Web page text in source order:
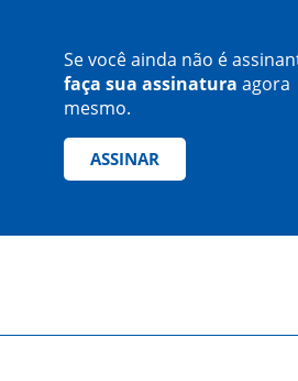
Se você ainda não é
faça sua assinatura agora
mesmo.
ASSINAR